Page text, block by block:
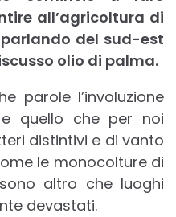
all’agricoltura di
del sud-est
olio di palma.
parole l’involuzione
e quello che per noi
distintivi e di vanto
le monocolture di
altro che luoghi
devastati.